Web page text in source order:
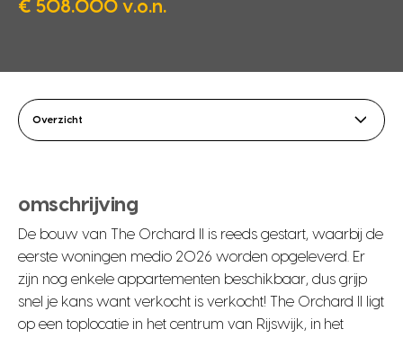
€ 508.000 v.o.n.
Overzicht
omschrijving
De bouw van The Orchard II is reeds gestart, waarbij de
eerste woningen medio 2026 worden opgeleverd. Er
zijn nog enkele appartementen beschikbaar, dus grijp
snel je kans want verkocht is verkocht! The Orchard II ligt
op een toplocatie in het centrum van Rijswijk, in het